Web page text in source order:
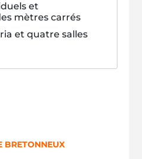
et
mètres carrés
et quatre salles
BRETONNEUX